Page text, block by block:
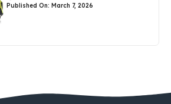
Published On: March 7, 2026